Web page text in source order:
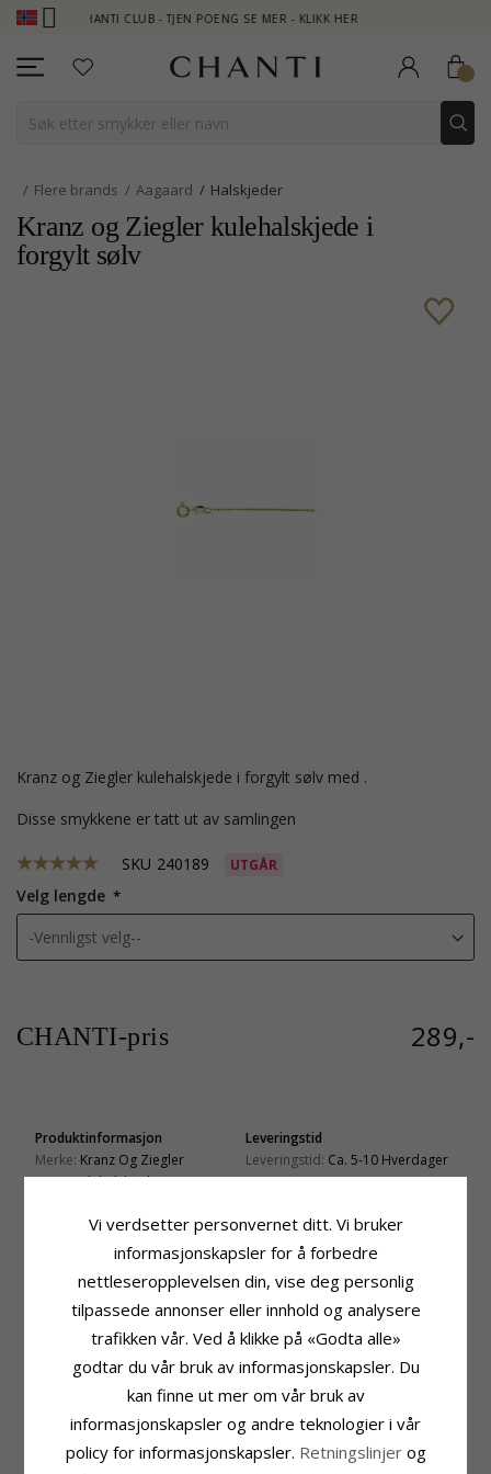
CHANTI CLUB - TJEN POENG SE MER - KLIKK HER
Flere brands Aagaard Halskjeder
Kranz og Ziegler kulehalskjede i
forgylt sølv
Kranz og Ziegler kulehalskjede i forgylt sølv med .
Disse smykkene er tatt ut av samlingen
SKU 240189 UTGÅR
Velg lengde
CHANTI-pris 289,-
Produktinformasjon
Merke: Kranz Og Ziegler
Type:Kulehalskjede
Overflate:Blank
Leveringstid
Leveringstid: Ca. 5-10 Hverdager
KUNDER KJØPER OGSÅ
Langt Støvring
Støvring Design
Vi verdsetter personvernet ditt. Vi bruker
informasjonskapsler for å forbedre
nettleseropplevelsen din, vise deg personlig
tilpassede annonser eller innhold og analysere
trafikken vår. Ved å klikke på «Godta alle»
godtar du vår bruk av informasjonskapsler. Du
kan finne ut mer om vår bruk av
informasjonskapsler og andre teknologier i vår
policy for informasjonskapsler. Retningslinjer og